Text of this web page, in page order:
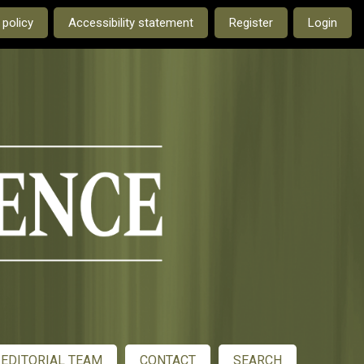
current language is:Accessibility statement Register Login
EDITORIAL TEAM CONTACT SEARCH